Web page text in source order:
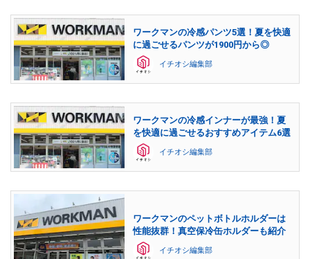
ワークマンの冷感パンツ5選！夏を快適
に過ごせるパンツが1900円から◎
イチオシ編集部
ワークマンの冷感インナーが最強！夏
を快適に過ごせるおすすめアイテム6選
イチオシ編集部
ワークマンのペットボトルホルダーは
性能抜群！真空保冷缶ホルダーも紹介
イチオシ編集部